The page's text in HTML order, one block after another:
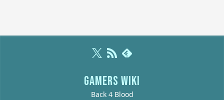
GAMERS WIKI
Back 4 Blood